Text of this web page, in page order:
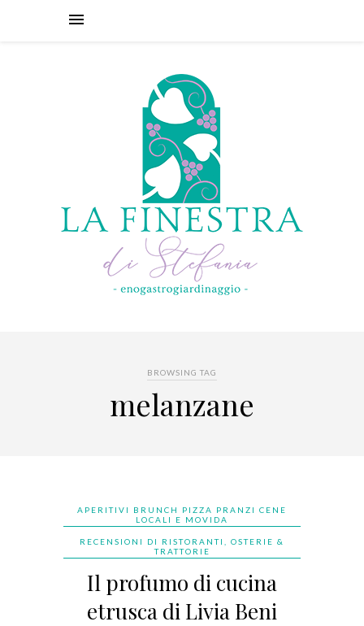
BROWSING TAG
melanzane
APERITIVI BRUNCH PIZZA PRANZI CENE
LOCALI E MOVIDA
RECENSIONI DI RISTORANTI, OSTERIE &
TRATTORIE
Il profumo di cucina
etrusca di Livia Beni